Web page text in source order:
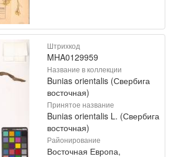
Штрихкод
MHA0129959
Название в коллекции
Bunias orientalis (Свербига
восточная)
Принятое название
Bunias orientalis L. (Свербига
восточная)
Районирование
Восточная Европа,